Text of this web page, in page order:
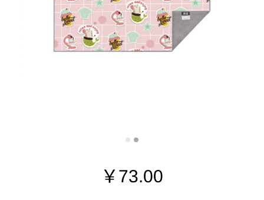
￥73.00